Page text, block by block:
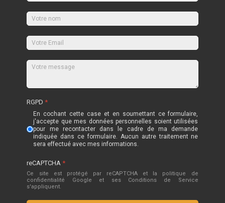
RGPD*
En cochant cette case et en soumettant ce formulaire,
j'accepte que mes données personnelles soient utilisées
pour me recontacter dans le cadre de ma demande
indiquée dans ce formulaire. Aucun autre traitement ne
sera effectué avec mes informations.
reCAPTCHA*
Ce site est protégé par reCAPTCHA et la politique de
confidentialité Google et
ses Conditions de Service
s'appliquent.